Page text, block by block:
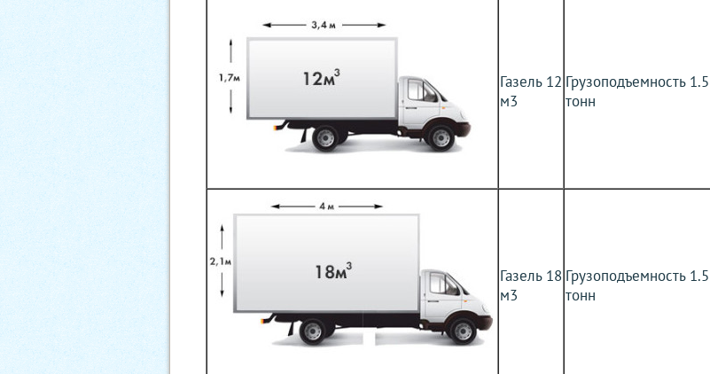
Газель 12
м3
Грузоподъемность 1.5
тонн
Газель 18
м3
Грузоподъемность 1.5
тонн